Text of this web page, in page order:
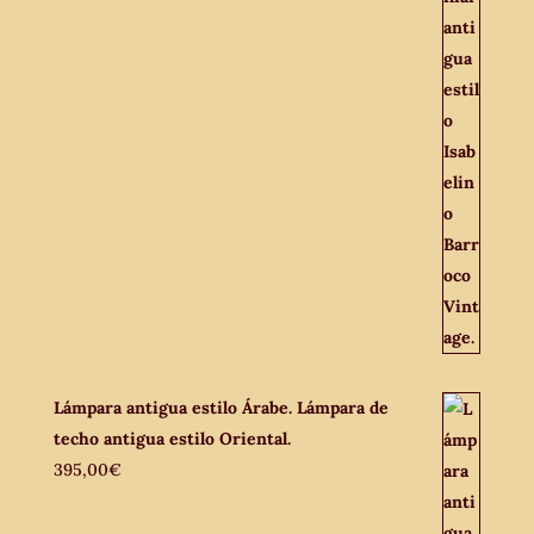
Lámpara antigua estilo Árabe. Lámpara de
techo antigua estilo Oriental.
395,00€